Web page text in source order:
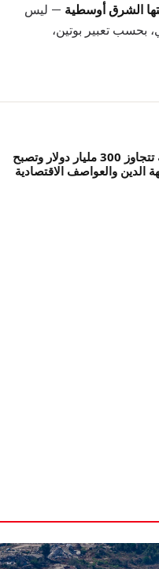
الشرق أوسطية — ليس
بحسب تعبير بوتين،
احتياطيات الذهب الإيطالية تتجاوز 300 مليار دولار وتصبح
الدين والعواصف الاقتصادية